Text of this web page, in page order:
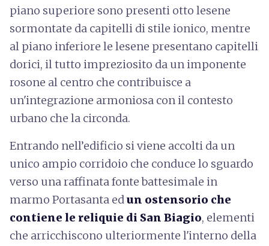
piano superiore sono presenti otto lesene
sormontate da capitelli di stile ionico, mentre
al piano inferiore le lesene presentano capitelli
dorici, il tutto impreziosito da un imponente
rosone al centro che contribuisce a
un'integrazione armoniosa con il contesto
urbano che la circonda.
Entrando nell’edificio si viene accolti da un
unico ampio corridoio che conduce lo sguardo
verso una raffinata fonte battesimale in
marmo Portasanta edun ostensorio che
contiene le reliquie di San Biagio, elementi
che arricchiscono ulteriormente l'interno della